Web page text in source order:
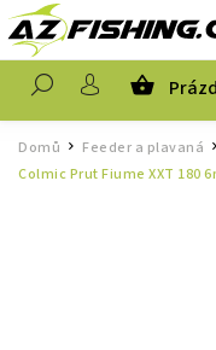
Domů / Feeder a plavaná /
Colmic Prut Fiume XXT 180